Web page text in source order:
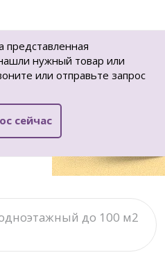
представленная
нужный товар или
или отправьте запрос
сейчас
до 100 м2